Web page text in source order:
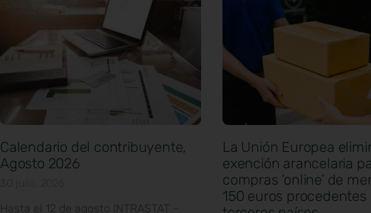
Calendario del contribuyente,
Agosto 2026
Hasta el 12 de agosto INTRASTAT –
La Unión Europea
exención arancelaria
compras ‘online’ de
150 euros procedentes